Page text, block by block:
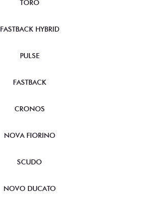
TORO
FASTBACK HYBRID
PULSE
FASTBACK
CRONOS
NOVA FIORINO
SCUDO
NOVO DUCATO